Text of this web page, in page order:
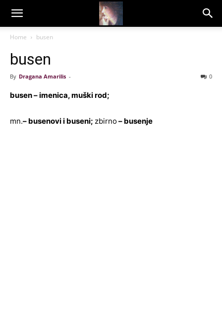
Dragana
Amarilis
Home busen
busen
By Dragana Amarilis - 0
busen – imenica, muški rod;
mn.– busenovi i buseni; zbirno– busenje